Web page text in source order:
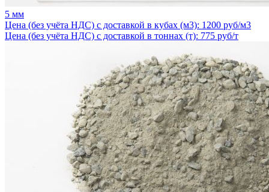
5 мм
Цена (без учёта НДС) с доставкой в кубах (м3): 1200 руб/м3
Цена (без учёта НДС) с доставкой в тоннах (т): 775 руб/т